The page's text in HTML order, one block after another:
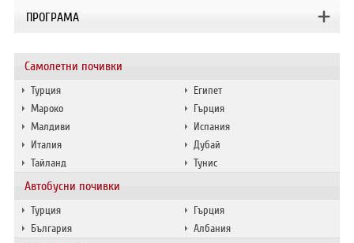
Самолетни почивки
Турция
Египет
Мароко
Гърция
Малдиви
Испания
Италия
Дубай
Тайланд
Тунис
Автобусни почивки
Турция
Гърция
България
Албания
ПРОГРАМА